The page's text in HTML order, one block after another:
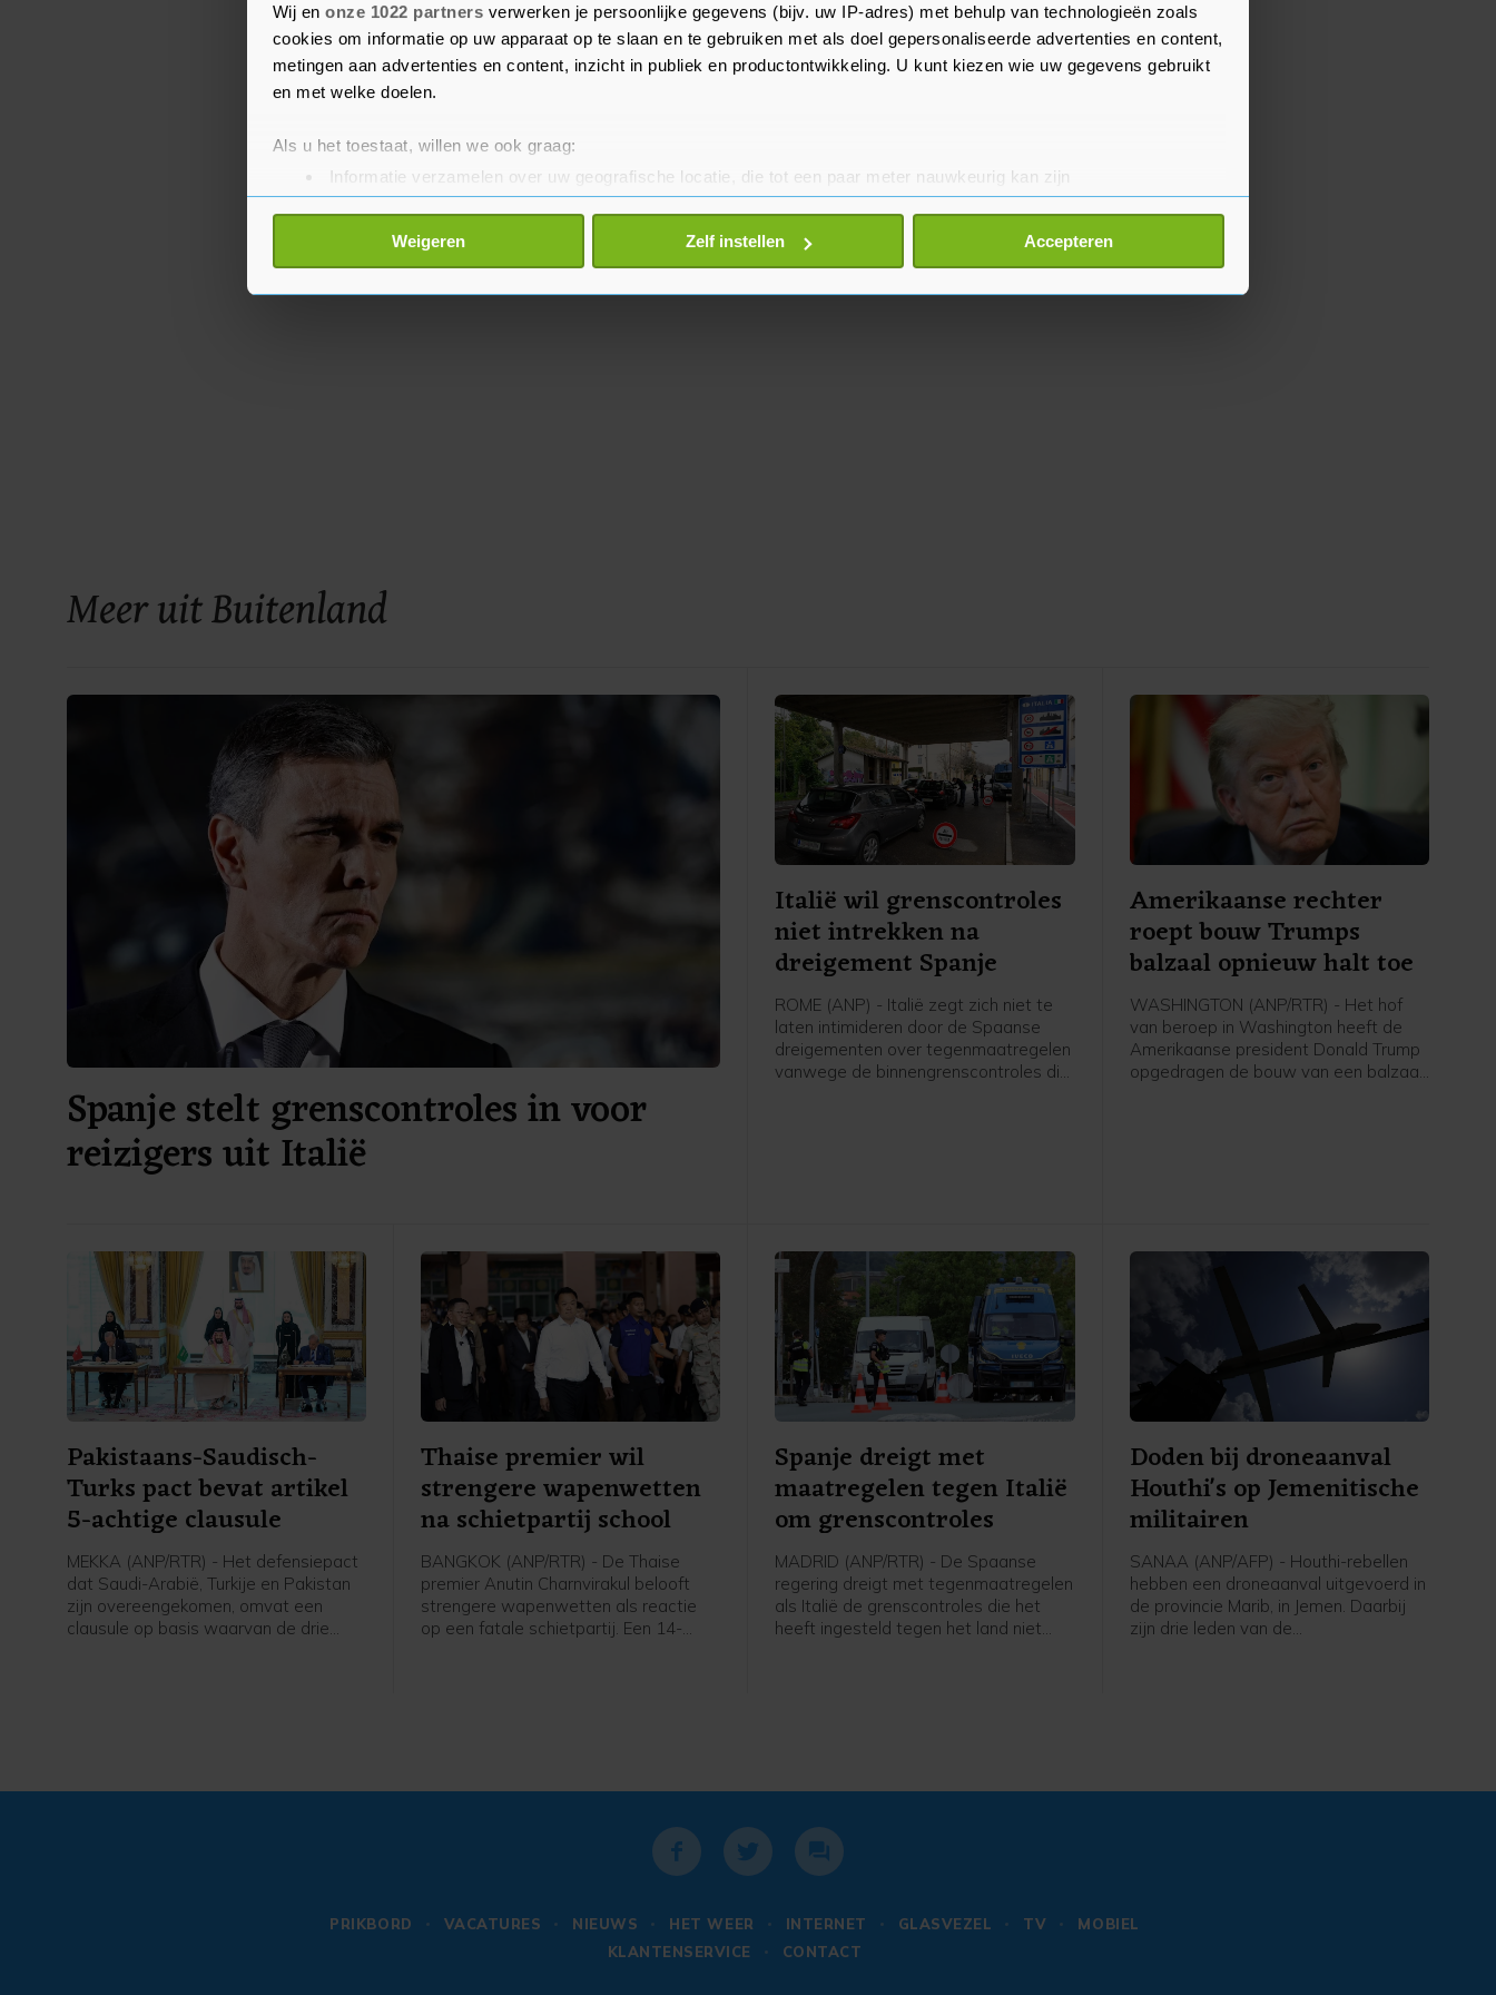
Wij en onze 1022 partners verwerken je persoonlijke gegevens (bijv. uw IP-adres) met behulp van technologieën zoals
cookies om informatie op uw apparaat op te slaan en te gebruiken met als doel gepersonaliseerde advertenties en content,
metingen aan advertenties en content, inzicht in publiek en productontwikkeling. U kunt kiezen wie uw gegevens gebruikt
en met welke doelen.
Als u het toestaat, willen we ook graag:
Informatie verzamelen over uw geografische locatie, die tot een paar meter nauwkeurig kan zijn
Uw apparaat identificeren door het actief te scannen op specifieke eigenschappen (fingerprinting)
Lees meer over hoe uw persoonlijke gegevens worden verwerkt en stel uw voorkeuren in het
detailgedeelte
toestemming op elk moment wijzigen of intrekken in de Cookieverklaring.
Weigeren Zelf instellen Accepteren
gebeuren, omdat een deel van het as gevaarlijke stoffen
bevat.
Meer uit Buitenland
Spanje stelt grenscontroles in voor
reizigers uit Italië
Italië wil grenscontroles
niet intrekken na
dreigement Spanje
ROME (ANP) - Italië zegt zich niet te
laten intimideren door de Spaanse
dreigementen over tegenmaatregelen
vanwege de binnengrenscontroles die
Amerikaanse rechter
roept bouw Trumps
balzaal opnieuw halt toe
WASHINGTON (ANP/RTR) - Het hof
van beroep in Washington heeft de
Amerikaanse president Donald Trump
opgedragen de bouw van een balzaal
Pakistaans-Saudisch-
Turks pact bevat artikel
5-achtige clausule
MEKKA (ANP/RTR) - Het defensiepact
dat Saudi-Arabië, Turkije en Pakistan
zijn overeengekomen, omvat een
clausule op basis waarvan de drie
Thaise premier wil
strengere wapenwetten
na schietpartij school
BANGKOK (ANP/RTR) - De Thaise
premier Anutin Charnvirakul belooft
strengere wapenwetten als reactie
op een fatale schietpartij. Een 14-
Spanje dreigt met
maatregelen tegen Italië
om grenscontroles
MADRID (ANP/RTR) - De Spaanse
regering dreigt met tegenmaatregelen
als Italië de grenscontroles die het
heeft ingesteld tegen het land niet
Doden bij droneaanval
Houthi's op Jemenitische
militairen
SANAA (ANP/AFP) - Houthi-rebellen
hebben een droneaanval uitgevoerd in
de provincie Marib, in Jemen. Daarbij
zijn drie leden van de
PRIKBORD VACATURES NIEUWS HET WEER INTERNET GLASVEZEL TV
MOBIEL
KLANTENSERVICE
CONTACT